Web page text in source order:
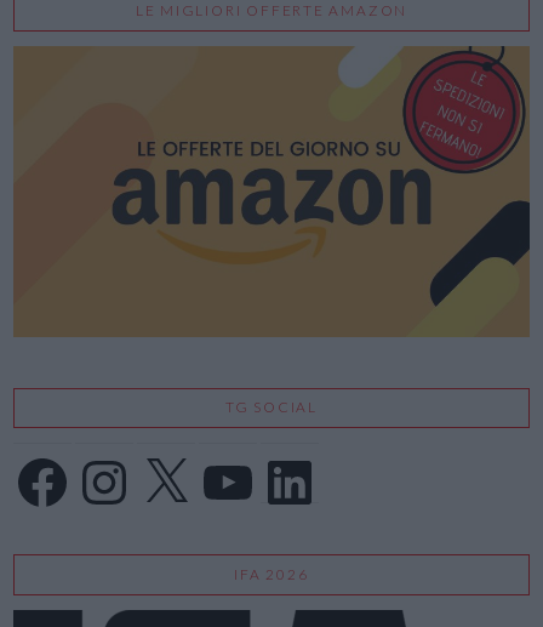
LE MIGLIORI OFFERTE AMAZON
TG SOCIAL
FacebookInstagram
X LinkedIn
IFA 2026